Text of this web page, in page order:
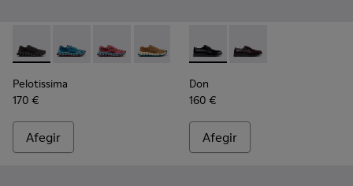
Pelotissima - K101109-006 - Sabatilles negres de materials
Pelotissima - K101109-011 - Sabatilles blaves de
Pelotissima - K101109-010
Pelotissima - K101109-007 -
Pelotissima
170 €
Afegir
Don - K101140-001 -
Don - K101140-003
Don
160 €
Afegir